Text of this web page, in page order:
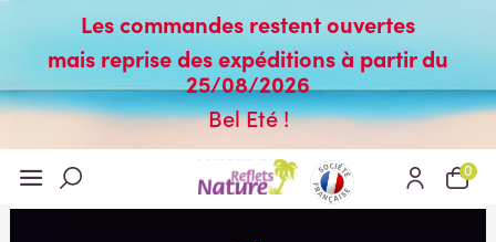
Les commandes restent ouvertes
mais reprise des expéditions à partir du
25/08/2026
Bel Eté !
0